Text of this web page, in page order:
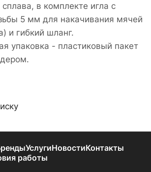
в комплекте игла с
5 мм для накачивания мячей
и гибкий шланг.
упаковка - пластиковый пакет
УслугиНовостиКонтакты
работы